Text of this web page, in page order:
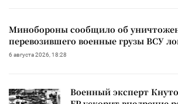
Минобороны сообщило об
перевозившего военные грузы ВСУ
6 августа 2026, 18:28
Военный эксперт